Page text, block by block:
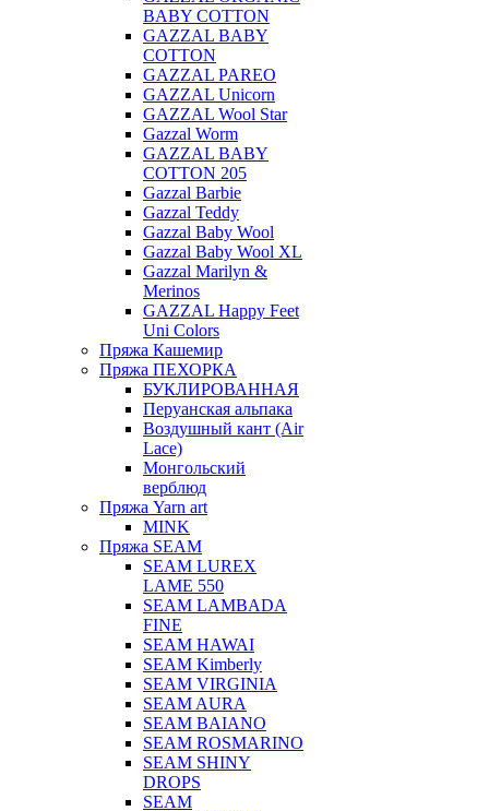
BABY COTTON
GAZZAL BABY
COTTON
GAZZAL PAREO
GAZZAL Unicorn
GAZZAL Wool Star
Gazzal Worm
GAZZAL BABY
COTTON 205
Gazzal Barbie
Gazzal Teddy
Gazzal Baby Wool
Gazzal Baby Wool XL
Gazzal Marilyn &
Merinos
GAZZAL Happy Feet
Uni Colors
Пряжа Кашемир
Пряжа ПЕХОРКА
БУКЛИРОВАННАЯ
Перуанская альпака
Воздушный кант (Air
Lace)
Монгольский
верблюд
Пряжа Yarn art
MINK
Пряжа SEAM
SEAM LUREX
LAME 550
SEAM LAMBADA
FINE
SEAM HAWAI
SEAM Kimberly
SEAM VIRGINIA
SEAM AURA
SEAM BAIANO
SEAM ROSMARINO
SEAM SHINY
DROPS
SEAM